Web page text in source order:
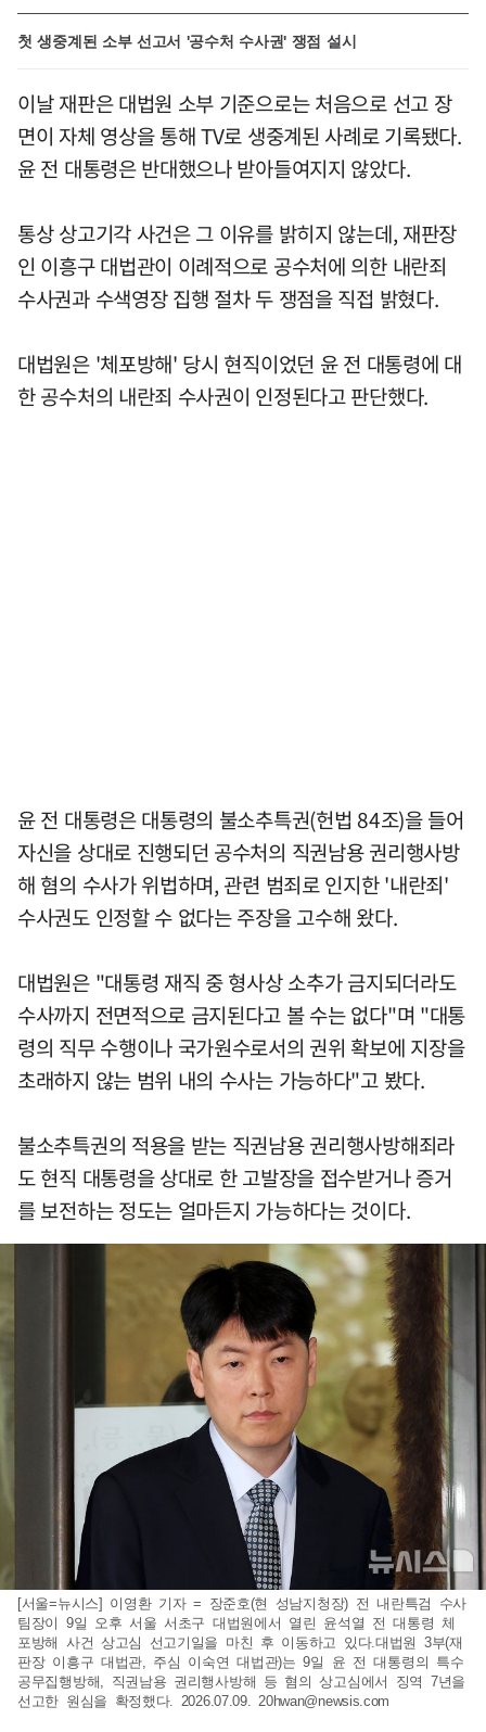
첫 생중계된 소부 선고서 '공수처 수사권' 쟁점 설시
이날 재판은 대법원 소부 기준으로는 처음으로 선고 장
면이 자체 영상을 통해 TV로 생중계된 사례로 기록됐다.
윤 전 대통령은 반대했으나 받아들여지지 않았다.
통상 상고기각 사건은 그 이유를 밝히지 않는데, 재판장
인 이흥구 대법관이 이례적으로 공수처에 의한 내란죄
수사권과 수색영장 집행 절차 두 쟁점을 직접 밝혔다.
대법원은 '체포방해' 당시 현직이었던 윤 전 대통령에 대
한 공수처의 내란죄 수사권이 인정된다고 판단했다.
윤 전 대통령은 대통령의 불소추특권(헌법 84조)을 들어
자신을 상대로 진행되던 공수처의 직권남용 권리행사방
해 혐의 수사가 위법하며, 관련 범죄로 인지한 '내란죄'
수사권도 인정할 수 없다는 주장을 고수해 왔다.
대법원은 "대통령 재직 중 형사상 소추가 금지되더라도
수사까지 전면적으로 금지된다고 볼 수는 없다"며 "대통
령의 직무 수행이나 국가원수로서의 권위 확보에 지장을
초래하지 않는 범위 내의 수사는 가능하다"고 봤다.
불소추특권의 적용을 받는 직권남용 권리행사방해죄라
도 현직 대통령을 상대로 한 고발장을 접수받거나 증거
를 보전하는 정도는 얼마든지 가능하다는 것이다.
[서울=뉴시스] 이영환 기자 = 장준호(현 성남지청장) 전 내란특검 수사
팀장이 9일 오후 서울 서초구 대법원에서 열린 윤석열 전 대통령 체
포방해 사건 상고심 선고기일을 마친 후 이동하고 있다.대법원 3부(재
판장 이흥구 대법관, 주심 이숙연 대법관)는 9일 윤 전 대통령의 특수
공무집행방해, 직권남용 권리행사방해 등 혐의 상고심에서 징역 7년을
선고한 원심을 확정했다. 2026.07.09. 20hwan@newsis.com